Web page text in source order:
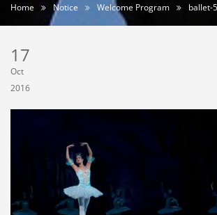
Home Notice Welcome Program ballet-
17
Oct
2016